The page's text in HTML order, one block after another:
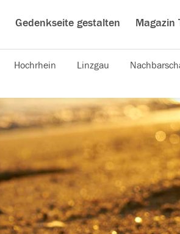
Gedenkseite gestalten Magazin
Hochrhein Linzgau